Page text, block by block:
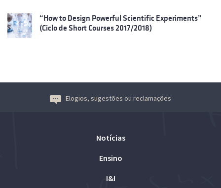
“How to Design Powerful Scientific Experiments”
(Ciclo de Short Courses 2017/2018)
Elogios, sugestões ou reclamações
Notícias
Ensino
I&I